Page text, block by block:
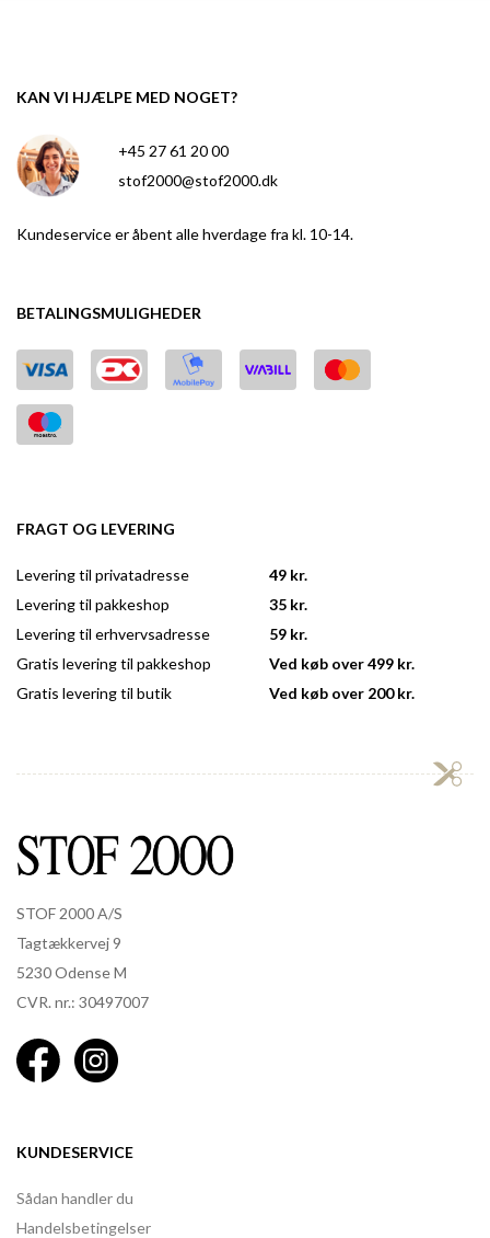
KAN VI HJÆLPE MED NOGET?
+45 27 61 20 00
stof2000@stof2000.dk
Kundeservice er åbent alle hverdage fra kl. 10-14.
BETALINGSMULIGHEDER
FRAGT OG LEVERING
Levering til privatadresse
Levering til pakkeshop
Levering til erhvervsadresse
Gratis levering til pakkeshop
Gratis levering til butik
49 kr.
35 kr.
59 kr.
Ved køb over 499 kr.
Ved køb over 200 kr.
STOF 2000 A/S
Tagtækkervej 9
5230 Odense M
CVR. nr.: 30497007
KUNDESERVICE
Sådan handler du
Handelsbetingelser